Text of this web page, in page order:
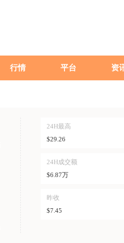
行情 平台 资
24H最高
$29.26
24H成交额
$6.87万
昨收
$7.45